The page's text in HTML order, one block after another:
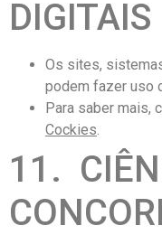
DIGITAIS
Os sites,
podem fazer uso
Para saber mais,
Cockies
11.